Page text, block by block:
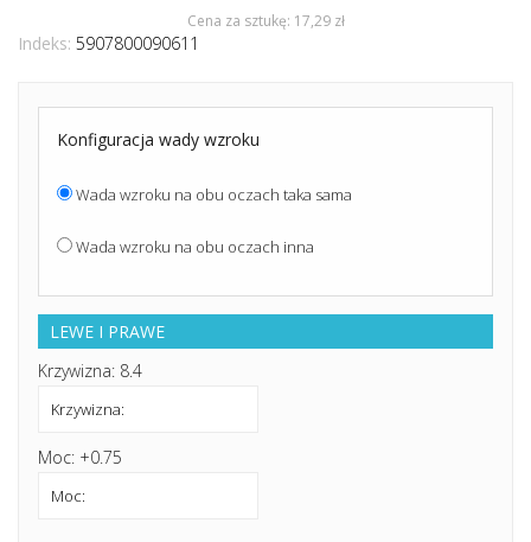
Cena za sztukę: 17,29 zł
Indeks: 5907800090611
Konfiguracja wady wzroku
Wada wzroku na obu oczach taka sama
Wada wzroku na obu oczach inna
LEWE I PRAWE
Krzywizna: 8.4
Moc: +0.75